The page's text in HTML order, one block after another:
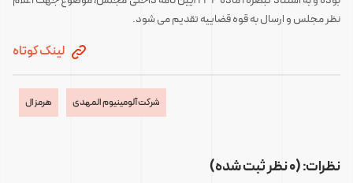
نظر مجلس و ارسال به قوه قضاییه تقدیم می شود.
لینک کوتاه
شرکت آلومینیوم المهدی هرمزال
نظرات: (0 نظر ثبت شده)